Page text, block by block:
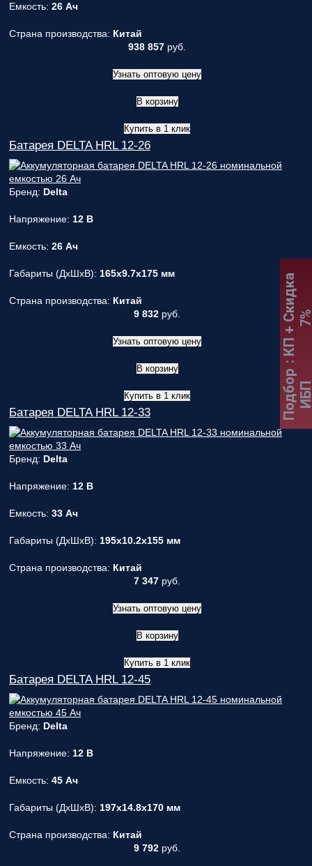
Емкость: 26 Ач
Страна производства: Китай
938 857 руб.
Узнать оптовую цену
В корзину
Купить в 1 клик
Батарея DELTA HRL 12-26
Бренд: Delta
Напряжение: 12 В
Емкость: 26 Ач
Габариты (ДxШxВ): 165x9.7x175 мм
Страна производства: Китай
9 832 руб.
Узнать оптовую цену
В корзину
Купить в 1 клик
Батарея DELTA HRL 12-33
Бренд: Delta
Напряжение: 12 В
Емкость: 33 Ач
Габариты (ДxШxВ): 195x10.2x155 мм
Страна производства: Китай
7 347 руб.
Узнать оптовую цену
В корзину
Купить в 1 клик
Батарея DELTA HRL 12-45
Бренд: Delta
Напряжение: 12 В
Емкость: 45 Ач
Габариты (ДxШxВ): 197x14.8x170 мм
Страна производства: Китай
9 792 руб.
Подбор
:
К
П
+
С
к
и
д
к
а
7